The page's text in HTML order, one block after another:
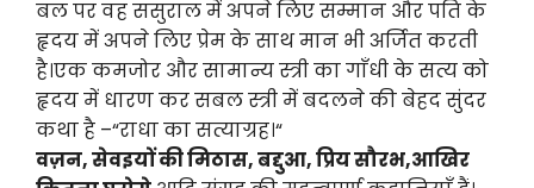
बल पर वह ससुराल में अपने लिए सम्मान और पति के
हृदय में अपने लिए प्रेम के साथ मान भी अर्जित करती
है।एक कमजोर और सामान्य स्त्री का गाँधी के सत्य को
हृदय में धारण कर सबल स्त्री में बदलने की बेहद सुंदर
कथा है –“राधा का सत्याग्रह।“
वज़न, सेवइयों की मिठास, बद्दुआ, प्रिय सौरभ,आखिर